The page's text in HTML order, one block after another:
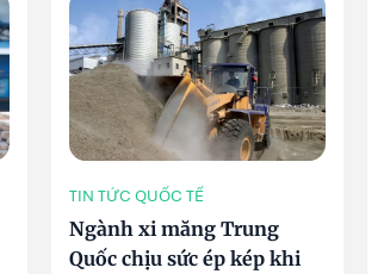
TIN TỨC QUỐC TẾ
Ngành xi măng Trung
Quốc chịu sức ép kép khi